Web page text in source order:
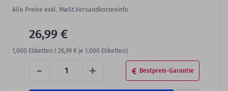
Alle Preise exkl. MwSt.Versandkosteninfo
- + Bestpreis-Garantie
26,99 €
1,000 Etiketten ( 26,99 € je 1.000 Etiketten)